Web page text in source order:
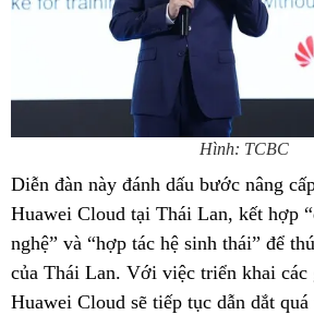
Hình: TCBC
Diễn đàn này đánh dấu bước nâng
Huawei Cloud tại Thái Lan, kết hợp
nghệ” và “hợp tác hệ sinh thái” để
của Thái Lan. Với việc triển khai các
Huawei Cloud sẽ tiếp tục dẫn dắt